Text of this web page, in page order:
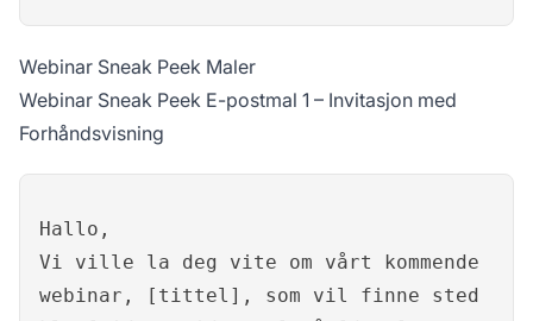
Webinar Sneak Peek Maler
Webinar Sneak Peek E-postmal 1 – Invitasjon med
Forhåndsvisning
Hallo,
Vi ville la deg vite om vårt kommende
webinar, [tittel], som vil finne sted